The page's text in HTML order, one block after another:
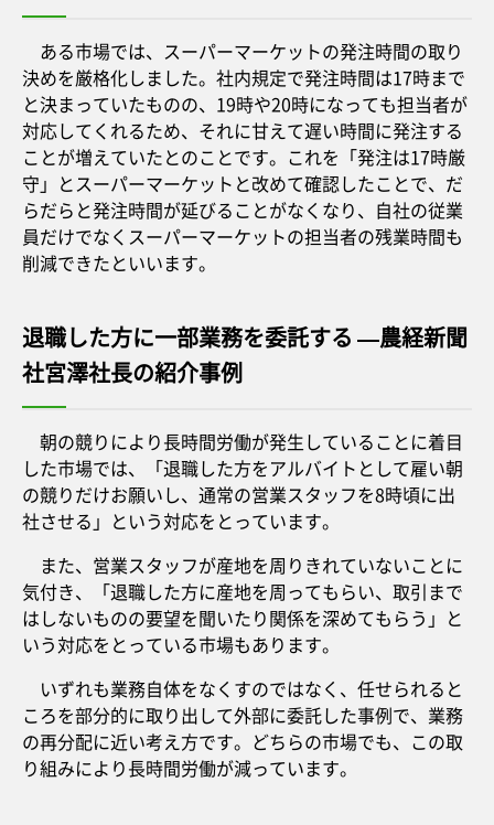
ある市場では、スーパーマーケットの発注時間の取り
決めを厳格化しました。社内規定で発注時間は17時まで
と決まっていたものの、19時や20時になっても担当者が
対応してくれるため、それに甘えて遅い時間に発注する
ことが増えていたとのことです。これを「発注は17時厳
守」とスーパーマーケットと改めて確認したことで、だ
らだらと発注時間が延びることがなくなり、自社の従業
員だけでなくスーパーマーケットの担当者の残業時間も
削減できたといいます。
退職した方に一部業務を委託する —農経新聞
社宮澤社長の紹介事例
朝の競りにより長時間労働が発生していることに着目
した市場では、「退職した方をアルバイトとして雇い朝
の競りだけお願いし、通常の営業スタッフを8時頃に出
社させる」という対応をとっています。
また、営業スタッフが産地を周りきれていないことに
気付き、「退職した方に産地を周ってもらい、取引まで
はしないものの要望を聞いたり関係を深めてもらう」と
いう対応をとっている市場もあります。
いずれも業務自体をなくすのではなく、任せられると
ころを部分的に取り出して外部に委託した事例で、業務
の再分配に近い考え方です。どちらの市場でも、この取
り組みにより長時間労働が減っています。